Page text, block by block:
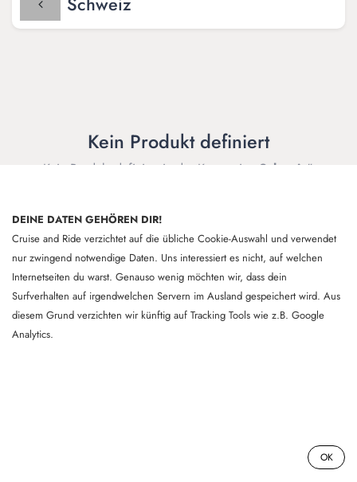
0
Kein Produkt definiert
Kein Produkt definiert in der Kategorie „ Schweiz ".
DEINE DATEN GEHÖREN DIR!
Cruise and Ride verzichtet auf die übliche Cookie-Auswahl und verwendet
nur zwingend notwendige Daten. Uns interessiert es nicht, auf welchen
Internetseiten du warst. Genauso wenig möchten wir, dass dein
Surfverhalten auf irgendwelchen Servern im Ausland gespeichert wird. Aus
diesem Grund verzichten wir künftig auf Tracking Tools wie z.B. Google
Analytics.
OK